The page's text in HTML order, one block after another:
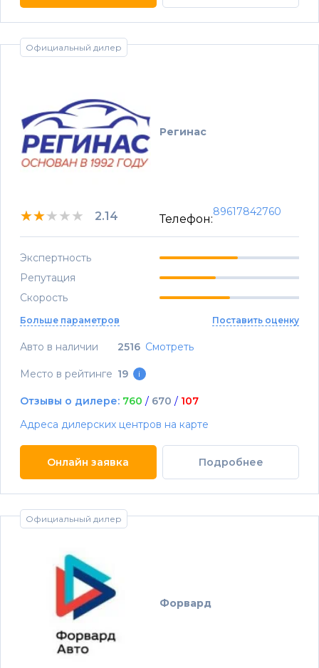
Официальный дилер
Регинас
★★★★★
★★★★★
★★★★★ 2.14 Телефон:
89617842760
Экспертность
Репутация
Скорость
Больше параметров Поставить оценку
Авто в наличии 2516 Смотреть
Место в рейтинге 19 i
Отзывы о дилере: 760 / 670 / 107
Адреса дилерских центров на карте
Онлайн заявка Подробнее
Официальный дилер
Форвард